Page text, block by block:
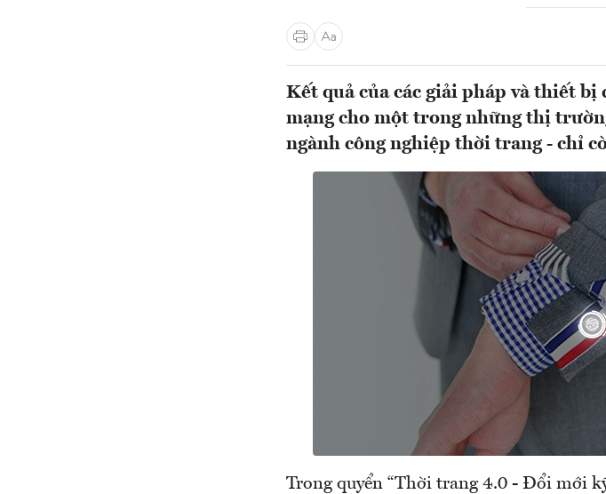
Kết quả của các giải pháp và thiết bị
mạng cho một trong những thị
ngành công nghiệp thời trang - chỉ
Trong quyển “Thời trang 4.0 - Đổi mới